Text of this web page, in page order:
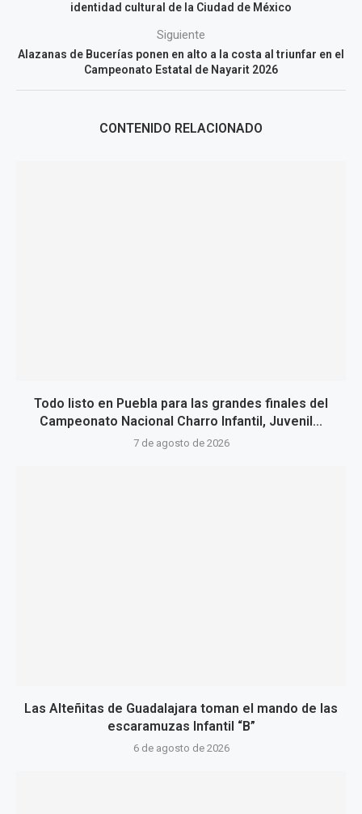
identidad cultural de la Ciudad de México
Siguiente
Alazanas de Bucerías ponen en alto a la costa al triunfar en el
Campeonato Estatal de Nayarit 2026
CONTENIDO RELACIONADO
Todo listo en Puebla para las grandes finales del
Campeonato Nacional Charro Infantil, Juvenil...
7 de agosto de 2026
Las Alteñitas de Guadalajara toman el mando de las
escaramuzas Infantil “B”
6 de agosto de 2026